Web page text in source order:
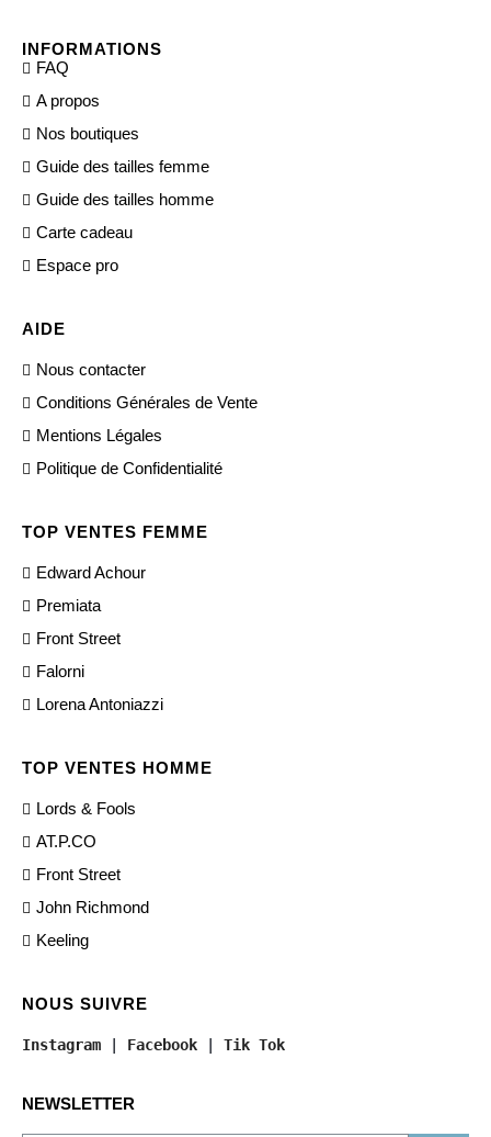
INFORMATIONS
FAQ
A propos
Nos boutiques
Guide des tailles femme
Guide des tailles homme
Carte cadeau
Espace pro
AIDE
Nous contacter
Conditions Générales de Vente
Mentions Légales
Politique de Confidentialité
TOP VENTES FEMME
Edward Achour
Premiata
Front Street
Falorni
Lorena Antoniazzi
TOP VENTES HOMME
Lords & Fools
AT.P.CO
Front Street
John Richmond
Keeling
NOUS SUIVRE
Instagram | Facebook | Tik Tok
NEWSLETTER